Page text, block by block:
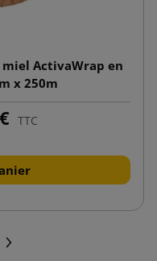
ActivaWrap en
x 250m
TTC